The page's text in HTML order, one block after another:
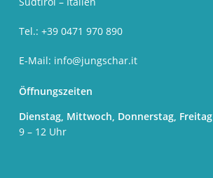
Tel.: +39 0471 970 890
E-Mail: info@jungschar.it
Öffnungszeiten
Dienstag, Mittwoch, Donnerstag, Freitag
9 – 12 Uhr